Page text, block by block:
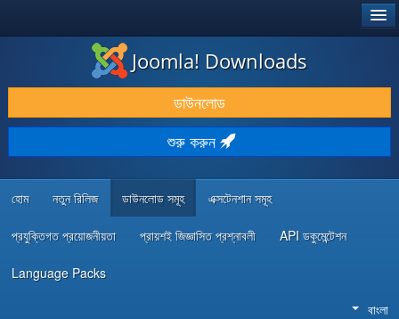
ডাউনলোড & প্রসারিত করুন
আবিষ্কার & শিখুন
কমিউনিটি & সহায়তা
Joomla! Downloads
ডাউনলোড
শুরু করুন
হোম নতুন রিলিজ ডাউনলোড সমূহ এক্সটেনশান সমূহ
প্রযুক্তিগত প্রয়োজনীয়তা প্রায়শই জিজ্ঞাসিত প্রশ্নাবলী API ডকুমেন্টেশন
Language Packs
বাংলা